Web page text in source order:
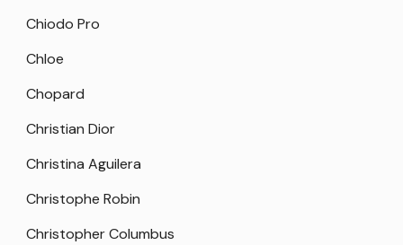
Chiodo Pro
Chloe
Chopard
Christian Dior
Christina Aguilera
Christophe Robin
Christopher Columbus